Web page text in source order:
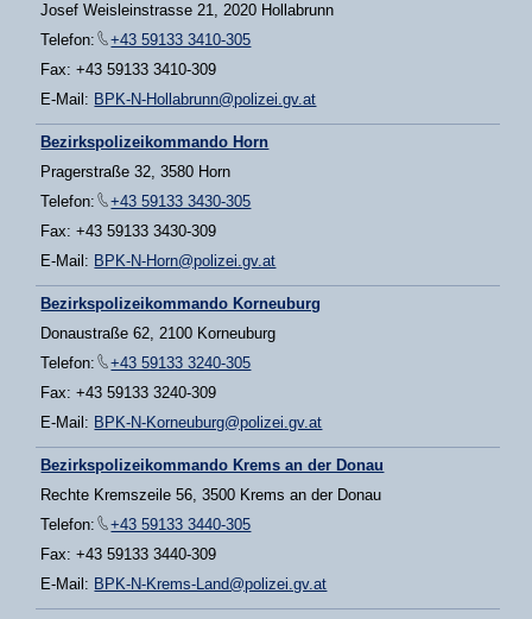
Josef Weisleinstrasse 21, 2020 Hollabrunn
Telefon:
+43 59133 3410-305
Fax: +43 59133 3410-309
E-Mail: BPK-N-Hollabrunn@polizei.gv.at
Bezirkspolizeikommando Horn
Pragerstraße 32, 3580 Horn
Telefon:
+43 59133 3430-305
Fax: +43 59133 3430-309
E-Mail: BPK-N-Horn@polizei.gv.at
Bezirkspolizeikommando Korneuburg
Donaustraße 62, 2100 Korneuburg
Telefon:
+43 59133 3240-305
Fax: +43 59133 3240-309
E-Mail: BPK-N-Korneuburg@polizei.gv.at
Bezirkspolizeikommando Krems an der Donau
Rechte Kremszeile 56, 3500 Krems an der Donau
Telefon:
+43 59133 3440-305
Fax: +43 59133 3440-309
E-Mail: BPK-N-Krems-Land@polizei.gv.at